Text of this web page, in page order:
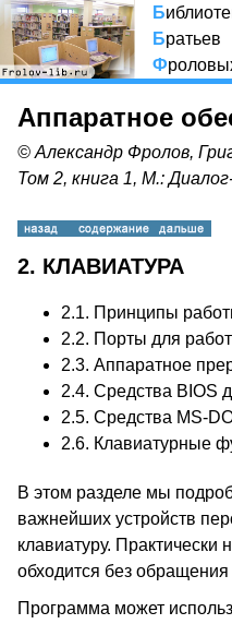
Б
Братьев
Ф
Аппаратное
© Александр Фролов,
Том 2, книга 1, М.:
2. КЛАВИАТУРА
2.1. Принципы
2.2. Порты для
2.3. Аппаратное
2.4. Средства BIOS
2.5. Средства MS-
2.6. Клавиатурные
В этом разделе мы
важнейших устройств
клавиатуру. Практически
обходится без обращения
Программа может